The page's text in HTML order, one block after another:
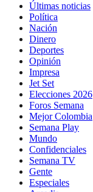
Últimas noticias
Política
Nación
Dinero
Deportes
Opinión
Impresa
Jet Set
Elecciones 2026
Foros Semana
Mejor Colombia
Semana Play
Mundo
Confidenciales
Semana TV
Gente
Especiales